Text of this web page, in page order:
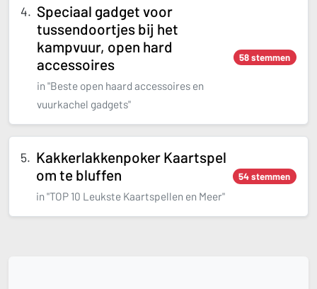
Speciaal gadget voor
tussendoortjes bij het
kampvuur, open hard
accessoires
in "Beste open haard accessoires en
vuurkachel gadgets"
58 stemmen
Kakkerlakkenpoker Kaartspel
om te bluffen
in "TOP 10 Leukste Kaartspellen en Meer"
54 stemmen